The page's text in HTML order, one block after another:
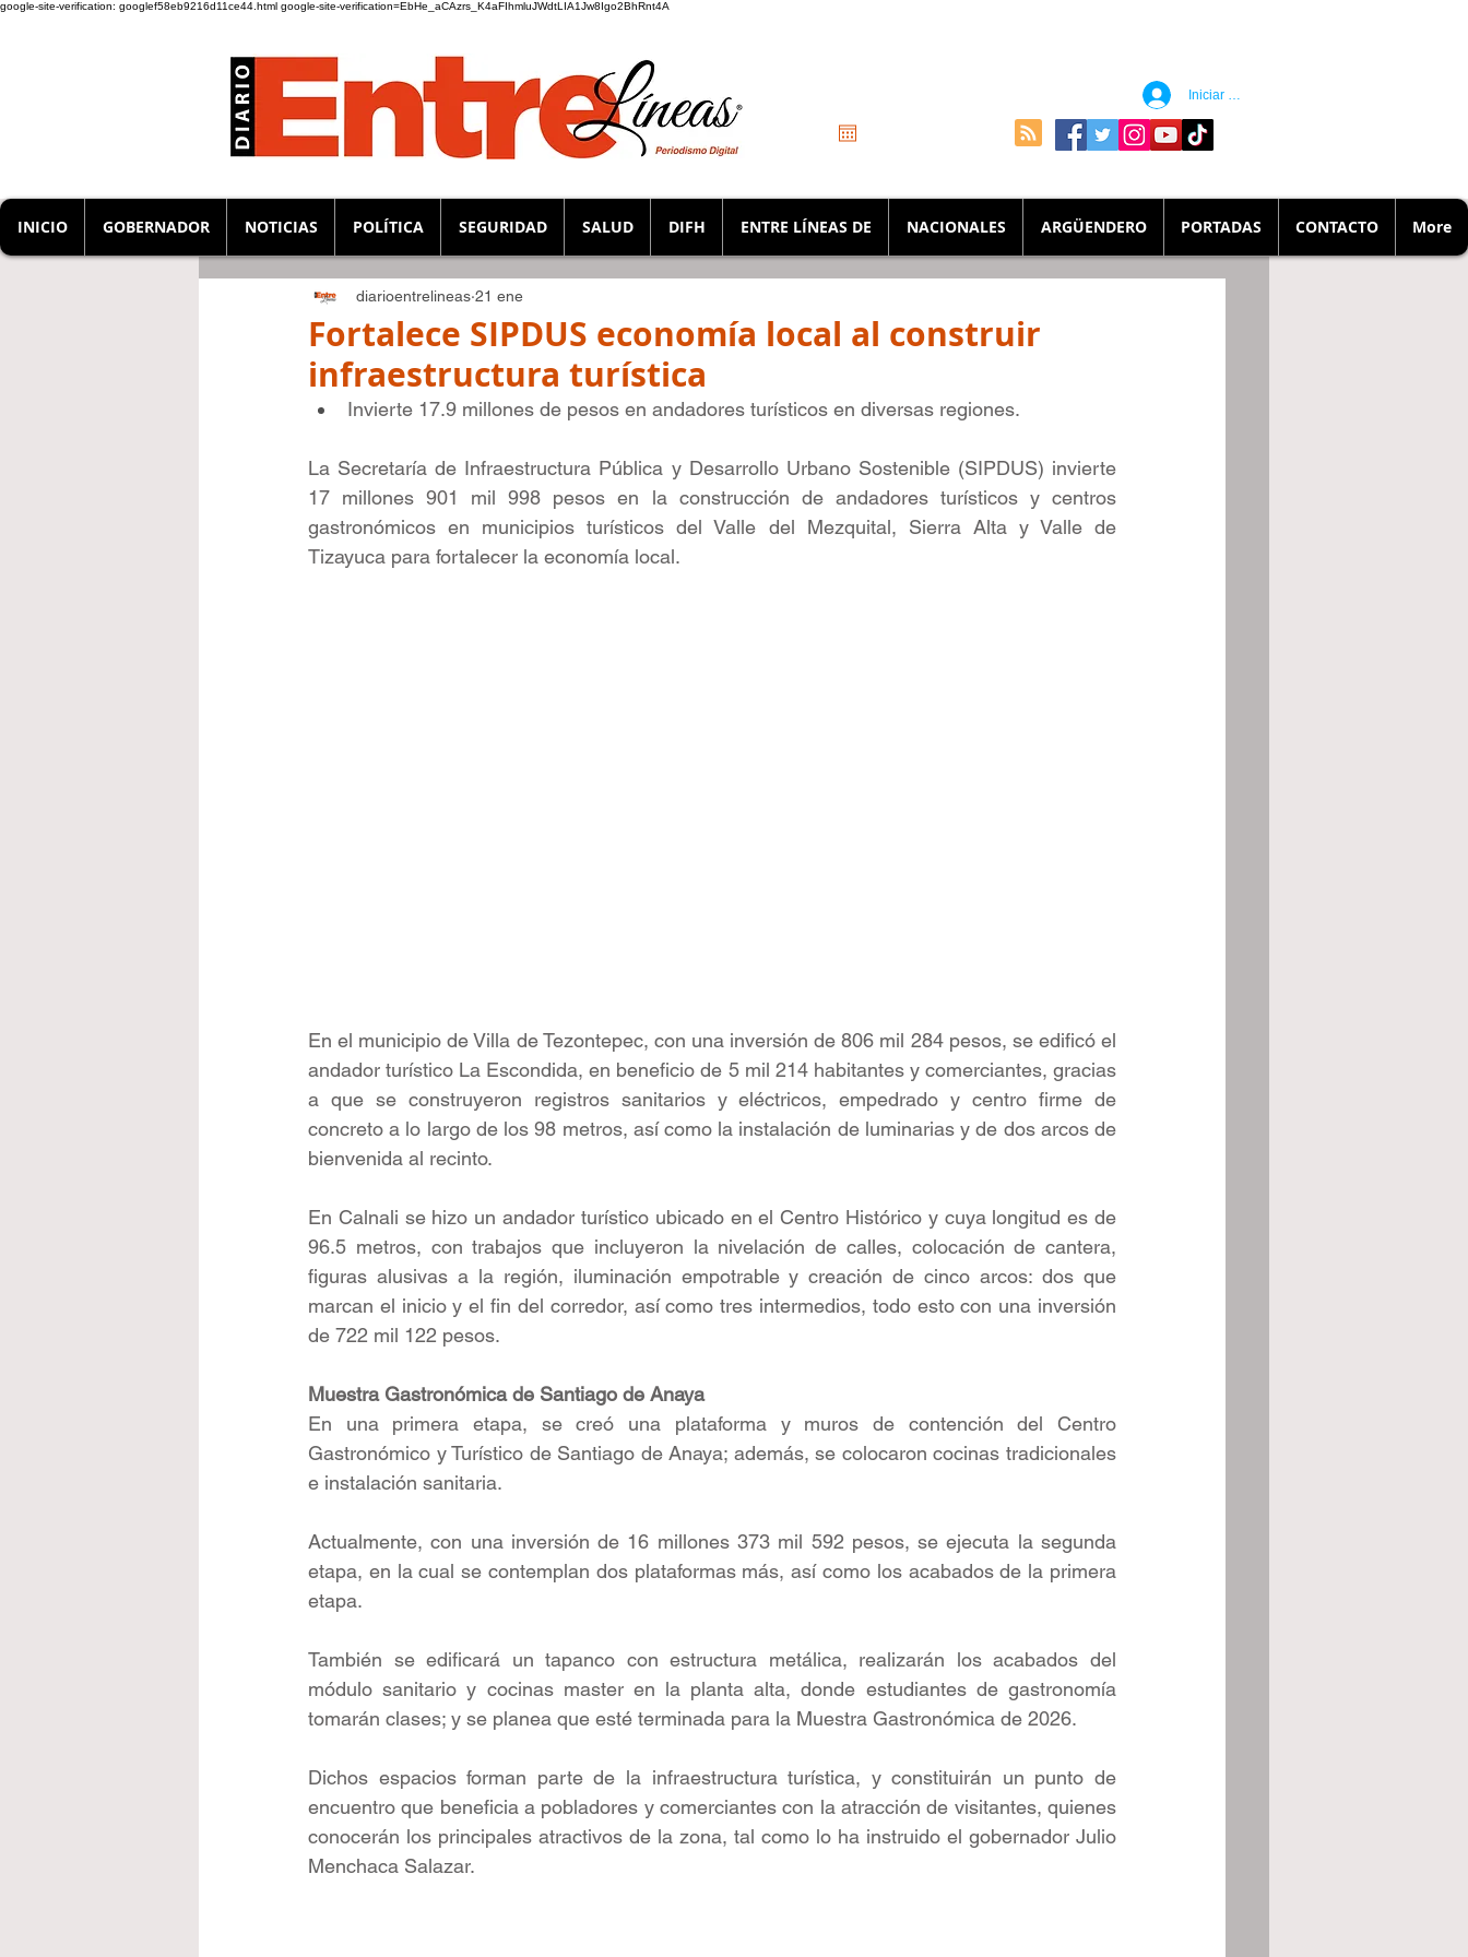
google-site-verification: googlef58eb9216d11ce44.html google-site-verification=EbHe_aCAzrs_K4aFIhmluJWdtLIA1Jw8Igo2BhRnt4A
Iniciar sesión
INICIO GOBERNADOR NOTICIAS POLÍTICA SEGURIDAD SALUD DIFH ENTRE LÍNEAS DE NACIONALES ARGÜENDERO PORTADAS CONTACTO More
Fortalece SIPDUS economía local al construir
infraestructura turística
diarioentrelineas 21 ene
Invierte 17.9 millones de pesos en andadores turísticos en diversas regiones.
La Secretaría de Infraestructura Pública y Desarrollo Urbano Sostenible (SIPDUS) invierte
17 millones 901 mil 998 pesos en la construcción de andadores turísticos y centros
gastronómicos en municipios turísticos del Valle del Mezquital, Sierra Alta y Valle de
Tizayuca para fortalecer la economía local.
En el municipio de Villa de Tezontepec, con una inversión de 806 mil 284 pesos, se edificó el
andador turístico La Escondida, en beneficio de 5 mil 214 habitantes y comerciantes, gracias
a que se construyeron registros sanitarios y eléctricos, empedrado y centro firme de
concreto a lo largo de los 98 metros, así como la instalación de luminarias y de dos arcos de
bienvenida al recinto.
En Calnali se hizo un andador turístico ubicado en el Centro Histórico y cuya longitud es de
96.5 metros, con trabajos que incluyeron la nivelación de calles, colocación de cantera,
figuras alusivas a la región, iluminación empotrable y creación de cinco arcos: dos que
marcan el inicio y el fin del corredor, así como tres intermedios, todo esto con una inversión
de 722 mil 122 pesos.
Muestra Gastronómica de Santiago de Anaya
En una primera etapa, se creó una plataforma y muros de contención del Centro
Gastronómico y Turístico de Santiago de Anaya; además, se colocaron cocinas tradicionales
e instalación sanitaria.
Actualmente, con una inversión de 16 millones 373 mil 592 pesos, se ejecuta la segunda
etapa, en la cual se contemplan dos plataformas más, así como los acabados de la primera
etapa.
También se edificará un tapanco con estructura metálica, realizarán los acabados del
módulo sanitario y cocinas master en la planta alta, donde estudiantes de gastronomía
tomarán clases; y se planea que esté terminada para la Muestra Gastronómica de 2026.
Dichos espacios forman parte de la infraestructura turística, y constituirán un punto de
encuentro que beneficia a pobladores y comerciantes con la atracción de visitantes, quienes
conocerán los principales atractivos de la zona, tal como lo ha instruido el gobernador Julio
Menchaca Salazar.